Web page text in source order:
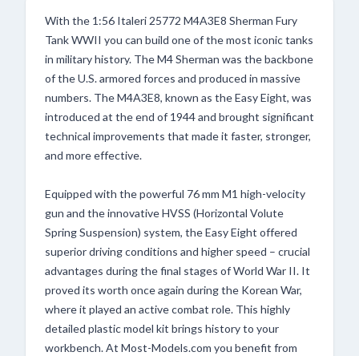
With the 1:56 Italeri 25772 M4A3E8 Sherman Fury
Tank WWII you can build one of the most iconic tanks
in military history. The M4 Sherman was the backbone
of the U.S. armored forces and produced in massive
numbers. The M4A3E8, known as the Easy Eight, was
introduced at the end of 1944 and brought significant
technical improvements that made it faster, stronger,
and more effective.
Equipped with the powerful 76 mm M1 high-velocity
gun and the innovative HVSS (Horizontal Volute
Spring Suspension) system, the Easy Eight offered
superior driving conditions and higher speed – crucial
advantages during the final stages of World War II. It
proved its worth once again during the Korean War,
where it played an active combat role. This highly
detailed plastic model kit brings history to your
workbench. At Most-Models.com you benefit from